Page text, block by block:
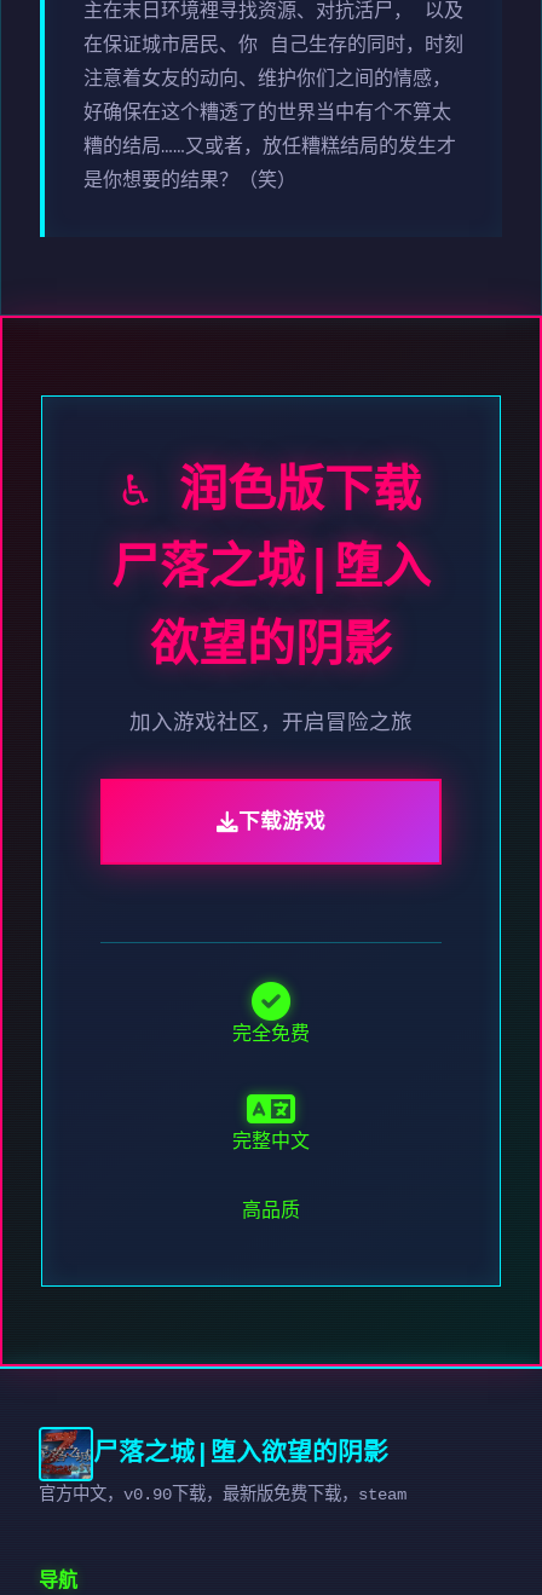
主在末日环境裡寻找资源、对抗活尸， 以及
在保证城市居民、你 自己生存的同时，时刻
注意着女友的动向、维护你们之间的情感，
好确保在这个糟透了的世界当中有个不算太
糟的结局……又或者，放任糟糕结局的发生才
是你想要的结果？（笑）
♿ 润色版下载
尸落之城|堕入
欲望的阴影
加入游戏社区，开启冒险之旅
下载游戏
完全免费
完整中文
高品质
尸落之城|堕入欲望的阴影
官方中文，v0.90下载，最新版免费下载，steam
导航